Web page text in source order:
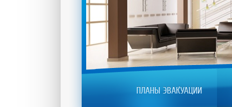
ПЛАНЫ ЭВАКУАЦИИ